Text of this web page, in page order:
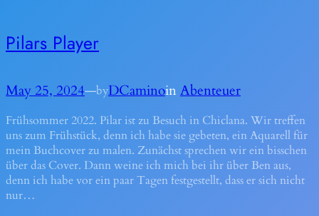
Pilars Player
May 25, 2024—byDCaminoinAbenteuer
Frühsommer 2022. Pilar ist zu Besuch in Chiclana. Wir treffen
uns zum Frühstück, denn ich habe sie gebeten, ein Aquarell für
mein Buchcover zu malen. Zunächst sprechen wir ein bisschen
über das Cover. Dann weine ich mich bei ihr über Ben aus,
denn ich habe vor ein paar Tagen festgestellt, dass er sich nicht
nur…